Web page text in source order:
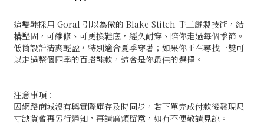
這雙鞋採用 Goral 引以為傲的 Blake Stitch 手工縫製技術，結
構堅固，可維修、可更換鞋底，經久耐穿、陪你走過每個季節。
低筒設計清爽輕盈，特別適合夏季穿著；如果你正在尋找一雙可
以走過整個四季的百搭鞋款，這會是你最佳的選擇。
注意事項：
因網路商城沒有與實際庫存及時同步，若下單完成付款後發現尺
寸缺貨會再另行通知，再請麻煩留意，如有不便敬請見諒。